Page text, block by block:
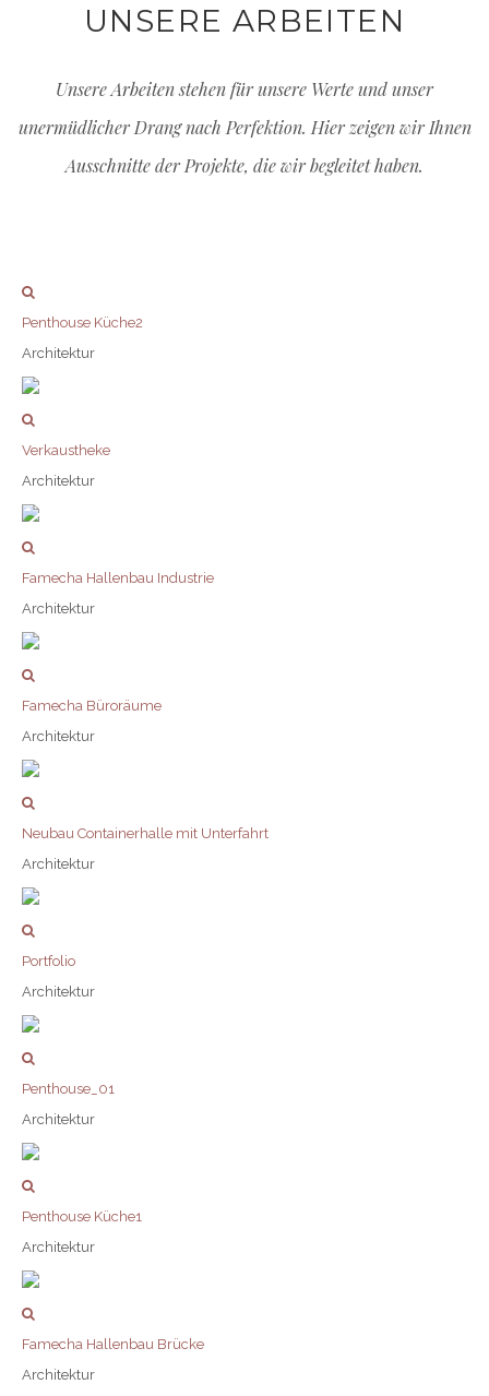
UNSERE ARBEITEN
Unsere Arbeiten stehen für unsere Werte und unser
unermüdlicher Drang nach Perfektion. Hier zeigen wir Ihnen
Ausschnitte der Projekte, die wir begleitet haben.
Penthouse Küche2
Architektur
Verkaustheke
Architektur
Famecha Hallenbau Industrie
Architektur
Famecha Büroräume
Architektur
Neubau Containerhalle mit Unterfahrt
Architektur
Portfolio
Architektur
Penthouse_01
Architektur
Penthouse Küche1
Architektur
Famecha Hallenbau Brücke
Architektur